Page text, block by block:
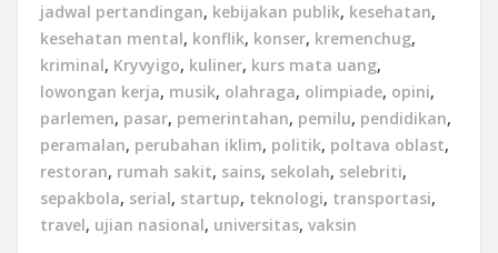
jadwal pertandingan, kebijakan publik, kesehatan,
kesehatan mental, konflik, konser, kremenchug,
kriminal, Kryvyigo, kuliner, kurs mata uang,
lowongan kerja, musik, olahraga, olimpiade, opini,
parlemen, pasar, pemerintahan, pemilu, pendidikan,
peramalan, perubahan iklim, politik, poltava oblast,
restoran, rumah sakit, sains, sekolah, selebriti,
sepakbola, serial, startup, teknologi, transportasi,
travel, ujian nasional, universitas, vaksin